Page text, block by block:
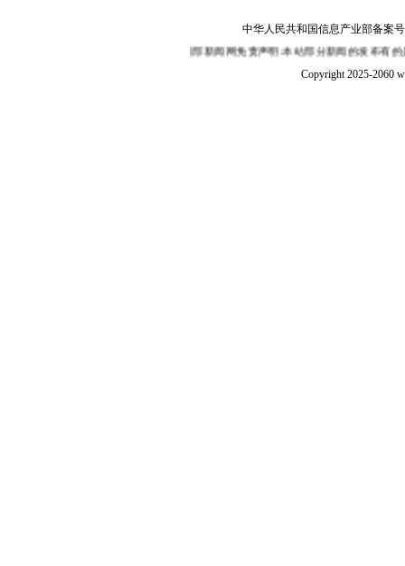
中华人民共和国信息产业部备案
西部新闻网免责声明:本站部分新闻的发布有的是转载互联
Copyright 2025-2060